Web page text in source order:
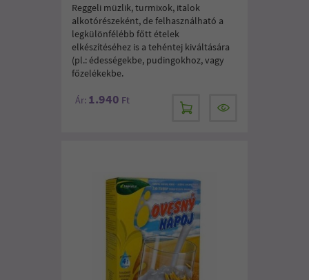
Reggeli müzlik, turmixok, italok
alkotórészeként, de felhasználható a
legkülönfélébb főtt ételek
elkészítéséhez is a tehéntej kiváltására
(pl.: édességekbe, pudingokhoz, vagy
főzelékekbe.
Ár: 1.940 Ft